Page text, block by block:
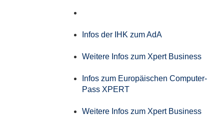
Infos der IHK zum AdA
Weitere Infos zum Xpert Business
Infos zum Europäischen Computer-
Pass XPERT
Weitere Infos zum Xpert Business